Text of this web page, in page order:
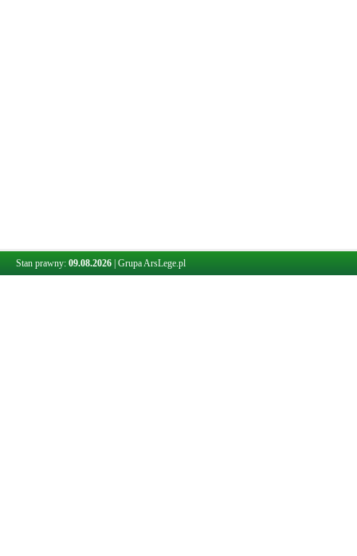
Stan prawny: 09.08.2026 Grupa ArsLege.pl